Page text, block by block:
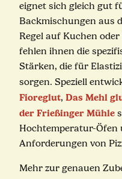
eignet sich gleich gut
Backmischungen aus
Regel auf Kuchen
fehlen ihnen die
Stärken, die für
sorgen. Speziell
Fioreglut, Das Mehl
der Frießinger Mühle
Hochtemperatur-Öfen
Anforderungen von
Mehr zur genauen